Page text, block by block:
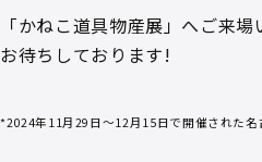
「かねこ道具物産展」へご来
お待ちしております!
*2024年11月29日～12月15日で開催された